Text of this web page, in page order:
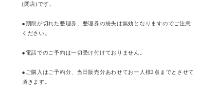
(閉店)です。
●期限が切れた整理券、整理券の紛失は無効となりますのでご注意
ください。
●電話でのご予約は一切受け付けておりません。
●ご購入はご予約分、当日販売分あわせてお一人様2点までとさせて
頂きます。